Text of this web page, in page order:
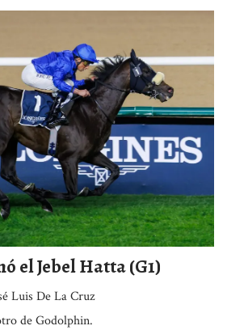
el Jebel Hatta (G1)
Luis De La Cruz
de Godolphin.